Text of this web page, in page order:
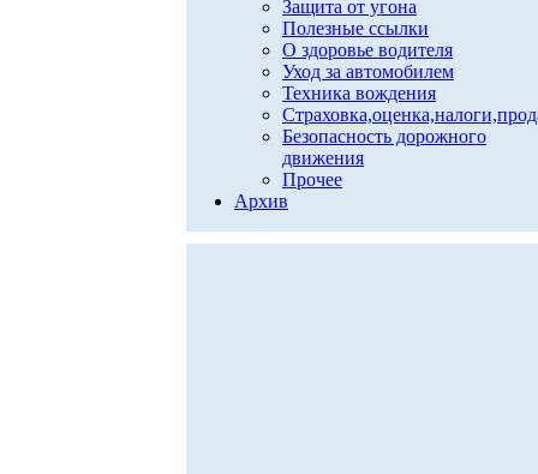
Защита от угона
Полезные ссылки
О здоровье водителя
Уход за автомобилем
Техника вождения
Безопасность дорожного
движения
Прочее
Архив